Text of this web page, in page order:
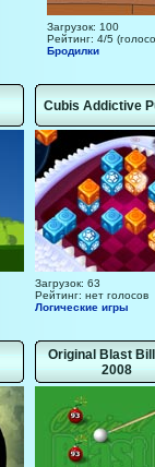
Загрузок: 100
Рейтинг: 4/5
Бродилки
Cubis Addictive
Загрузок: 63
Рейтинг: нет голосов
Логические игры
Original Blast
2008